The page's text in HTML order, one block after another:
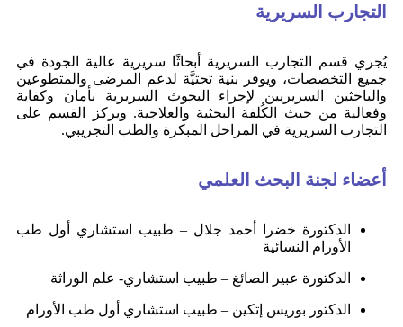
التجارب السريرية
يُجري قسم التجارب السريرية أبحاثًا سريرية عالية الجودة في
جميع التخصصات، ويوفر بنية تحتيَّة لدعم المرضى والمتطوعين
والباحثين السريريين لإجراء البحوث السريرية بأمان وكفاية
وفعالية من حيث الكُلفة البحثية والعلاجية. ويركز القسم على
التجارب السريرية في المراحل المبكرة والطب التجريبي.
أعضاء لجنة البحث العلمي
الدكتورة خضرا أحمد جلال – طبيب استشاري أول طب
الأورام النسائية
الدكتورة عبير الصائغ – طبيب استشاري- علم الوراثة
الدكتور بوريس إتكين – طبيب استشاري أول طب الأورام